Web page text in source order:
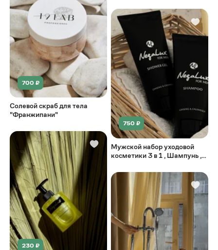
700 ₽
Солевой скраб для тела
"Франжипани"
230 ₽
750 ₽
Мужской набор уходовой
косметики 3 в 1 , Шампунь ,
Антиперспирант